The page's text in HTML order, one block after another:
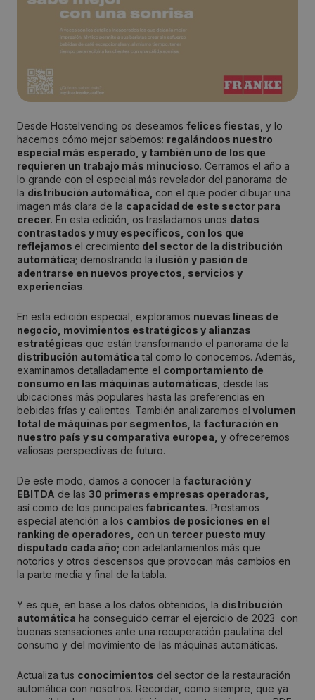
Desde Hostelvending os deseamos felices fiestas , y lo
hacemos cómo mejor sabemos: regalándoos nuestro
especial más esperado, y también uno de los que
requieren un trabajo más minucioso. Cerramos el año a
lo grande con el especial más revelador del panorama de
la distribución automática, con el que poder dibujar una
imagen más clara de la capacidad de este sector para
crecer. En esta edición, os trasladamos unos datos
contrastados y muy específicos, con los que
reflejamos el crecimiento del sector de la distribución
automática; demostrando la ilusión y pasión de
adentrarse en nuevos proyectos, servicios y
experiencias.
En esta edición especial, exploramos nuevas líneas de
negocio, movimientos estratégicos y alianzas
estratégicas que están transformando el panorama de la
distribución automática tal como lo conocemos. Además,
examinamos detalladamente el comportamiento de
consumo en las máquinas automáticas , desde las
ubicaciones más populares hasta las preferencias en
bebidas frías y calientes. También analizaremos el volumen
total de máquinas por segmentos , la facturación en
nuestro país y su comparativa europea, y ofreceremos
valiosas perspectivas de futuro.
De este modo, damos a conocer la facturación y
EBITDA de las 30 primeras empresas operadoras,
así como de los principales fabricantes. Prestamos
especial atención a los cambios de posiciones en el
ranking de operadores,
con un tercer puesto muy
disputado cada año; con adelantamientos más que
notorios y otros descensos que provocan más cambios en
la parte media y final de la tabla.
Y es que, en base a los datos obtenidos, la distribución
automática ha conseguido cerrar el ejercicio de 2023 con
buenas sensaciones ante una recuperación paulatina del
consumo y del movimiento de las máquinas automáticas.
Actualiza tus conocimientos del sector de la restauración
automática con nosotros. Recordar, como siempre, que ya